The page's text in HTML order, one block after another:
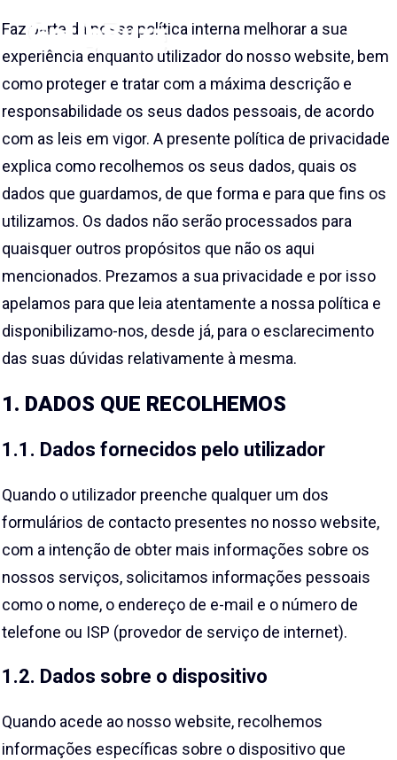
Faz parte da nossa política interna melhorar a sua
experiência enquanto utilizador do nosso website, bem
como proteger e tratar com a máxima descrição e
responsabilidade os seus dados pessoais, de acordo
com as leis em vigor. A presente política de privacidade
explica como recolhemos os seus dados, quais os
dados que guardamos, de que forma e para que fins os
utilizamos. Os dados não serão processados para
quaisquer outros propósitos que não os aqui
mencionados. Prezamos a sua privacidade e por isso
apelamos para que leia atentamente a nossa política e
disponibilizamo-nos, desde já, para o esclarecimento
das suas dúvidas relativamente à mesma.
1. DADOS QUE RECOLHEMOS
1.1. Dados fornecidos pelo utilizador
Quando o utilizador preenche qualquer um dos
formulários de contacto presentes no nosso website,
com a intenção de obter mais informações sobre os
nossos serviços, solicitamos informações pessoais
como o nome, o endereço de e-mail e o número de
telefone ou ISP (provedor de serviço de internet).
1.2. Dados sobre o dispositivo
Quando acede ao nosso website, recolhemos
informações específicas sobre o dispositivo que